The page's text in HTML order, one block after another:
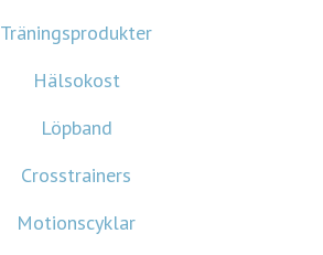
Träningsprodukter
Hälsokost
Löpband
Crosstrainers
Motionscyklar